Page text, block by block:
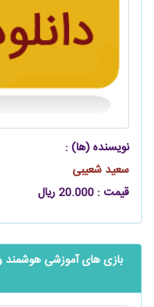
نویسنده (ها) :
سعید شعیبی
قیمت : 20.000 ریال
بازی های آموزشی هوشمند و